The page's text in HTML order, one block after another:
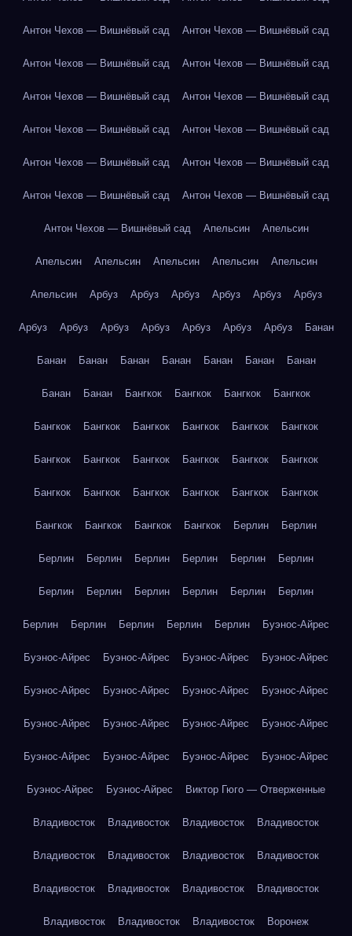
Антон Чехов — Вишнёвый сад Антон Чехов — Вишнёвый сад
Антон Чехов — Вишнёвый сад Антон Чехов — Вишнёвый сад
Антон Чехов — Вишнёвый сад Антон Чехов — Вишнёвый сад
Антон Чехов — Вишнёвый сад Антон Чехов — Вишнёвый сад
Антон Чехов — Вишнёвый сад Антон Чехов — Вишнёвый сад
Антон Чехов — Вишнёвый сад Антон Чехов — Вишнёвый сад
Антон Чехов — Вишнёвый сад Апельсин Апельсин
Апельсин Апельсин Апельсин Апельсин Апельсин
Апельсин Арбуз Арбуз Арбуз Арбуз Арбуз Арбуз
Арбуз Арбуз Арбуз Арбуз Арбуз Арбуз Арбуз Банан
Банан Банан Банан Банан Банан Банан Банан
Банан Банан Бангкок Бангкок Бангкок Бангкок
Бангкок Бангкок Бангкок Бангкок Бангкок Бангкок
Бангкок Бангкок Бангкок Бангкок Бангкок Бангкок
Бангкок Бангкок Бангкок Бангкок Бангкок Бангкок
Бангкок Бангкок Бангкок Бангкок Берлин Берлин
Берлин Берлин Берлин Берлин Берлин Берлин
Берлин Берлин Берлин Берлин Берлин Берлин
Берлин Берлин Берлин Берлин Берлин Буэнос-Айрес
Буэнос-Айрес Буэнос-Айрес Буэнос-Айрес Буэнос-Айрес
Буэнос-Айрес Буэнос-Айрес Буэнос-Айрес Буэнос-Айрес
Буэнос-Айрес Буэнос-Айрес Буэнос-Айрес Буэнос-Айрес
Буэнос-Айрес Буэнос-Айрес Буэнос-Айрес Буэнос-Айрес
Буэнос-Айрес Буэнос-Айрес Виктор Гюго — Отверженные
Владивосток Владивосток Владивосток Владивосток
Владивосток Владивосток Владивосток Владивосток
Владивосток Владивосток Владивосток Владивосток
Владивосток Владивосток Владивосток Воронеж